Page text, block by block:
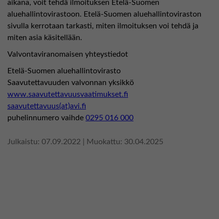
aikana, voit tehdä ilmoituksen Etelä-Suomen
aluehallintovirastoon. Etelä-Suomen aluehallintoviraston
sivulla kerrotaan tarkasti, miten ilmoituksen voi tehdä ja
miten asia käsitellään.
Valvontaviranomaisen yhteystiedot
Etelä-Suomen aluehallintovirasto
Saavutettavuuden valvonnan yksikkö
www.saavutettavuusvaatimukset.fi
saavutettavuus(at)avi.fi
puhelinnumero vaihde 0295 016 000
Julkaistu: 07.09.2022 Muokattu: 30.04.2025